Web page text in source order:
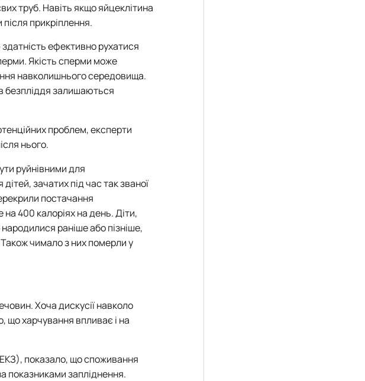
труб. Навіть якщо яйцеклітина
прикріплення.
ефективно рухатися
Якість сперми може
навколишнього середовища.
безпліддя залишаються
проблем, експерти
нього.
руйнівними для
зачатих під час так званої
постачання
на 400 калоріях на день. Діти,
раніше або пізніше,
Також чимало з них померли у
Хоча дискусії навколо
що харчування впливає і на
показало, що споживання
показниками запліднення.